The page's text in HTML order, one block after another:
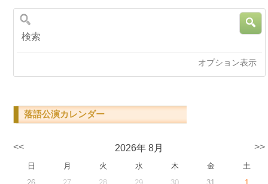
オプション表示
落語公演カレンダー
<< 2026年 8月 >>
日 月 火 水 木 金
土